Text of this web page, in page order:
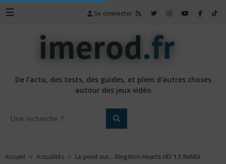
☰ Se connecter
De l'actu, des tests, des guides, et plein d'autres choses
autour des jeux vidéo
Accueil » Actualités » Le point sur… Kingdom Hearts HD 1.5 ReMIX